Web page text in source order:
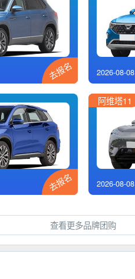
去报名 2026-08-08
去报名
阿维塔11
2026-08-08
查看更多品牌团购